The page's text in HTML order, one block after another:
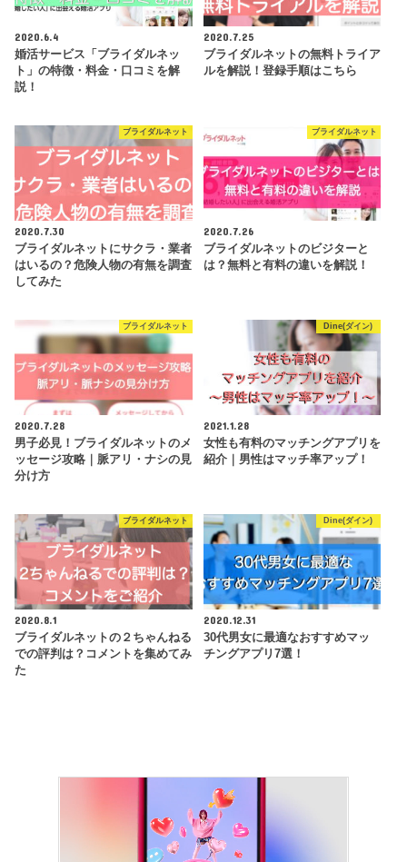
男性：月額3,980円
女性：月額3,980円
公式
男性：月額3,900円
女性：無料
公式
ているだけあってサービスは
手厚い。
ゼクシィの運営するマッチン
公式
真剣に婚活をしている人が多
い。ちょっと年齢層が高めな
ので個人的な評価は低かった
が、30代半ば以上で婚活を
したいならおすすめ！
★★★☆☆ 公式
マリッシュは婚活だけでな
く、バツイチの再婚活なども
応援している珍しいアプリ。
合うようならおすすめ！
GPSを利用して、リアルです
れ違った相手とマッチング可
能という変わったアプリ。仕
組みは面白いが、今回紹介し
たアプリのなかでは婚活の真
剣度は多分一番低い。
★★★☆☆ 公式
2020.6.4
婚活サービス「ブライダルネッ
ト」の特徴・料金・口コミを解
説！
2020.7.25
ブライダルネットの無料トライア
ルを解説！登録手順はこちら
ブライダルネット
2020.7.30
ブライダルネットにサクラ・業者
はいるの？危険人物の有無を調査
してみた
ブライダルネット
2020.7.26
ブライダルネットのビジターと
は？無料と有料の違いを解説！
ブライダルネット
2020.7.28
男子必見！ブライダルネットのメ
ッセージ攻略｜脈アリ・ナシの見
分け方
Dine(ダイン)
2021.1.28
女性も有料のマッチングアプリを
紹介｜男性はマッチ率アップ！
ブライダルネット
2020.8.1
ブライダルネットの２ちゃんねる
での評判は？コメントを集めてみ
た
Dine(ダイン)
2020.12.31
30代男女に最適なおすすめマッ
チングアプリ7選！